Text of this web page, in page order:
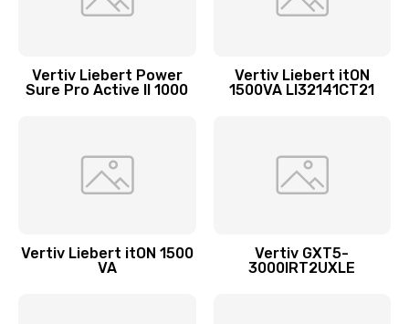
Vertiv Liebert Power
Sure Pro Active II 1000
Vertiv Liebert itON
1500VA LI32141CT21
Vertiv Liebert itON 1500
VA
Vertiv GXT5-
3000IRT2UXLE